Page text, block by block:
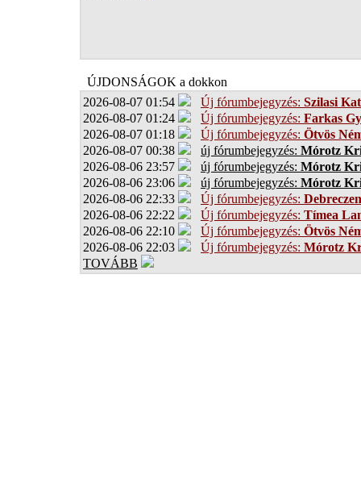
ÚJDONSÁGOK a dokkon
2026-08-07 01:54
Új fórumbejegyzés: Szilasi
2026-08-07 01:24
Új fórumbejegyzés: Farkas
2026-08-07 01:18
Új fórumbejegyzés: Ötvös
2026-08-07 00:38
új fórumbejegyzés: Mórotz
2026-08-06 23:57
új fórumbejegyzés: Mórotz
2026-08-06 23:06
új fórumbejegyzés: Mórotz
2026-08-06 22:33
Új fórumbejegyzés:
2026-08-06 22:22
Új fórumbejegyzés: Tímea
2026-08-06 22:10
Új fórumbejegyzés: Ötvös
2026-08-06 22:03
Új fórumbejegyzés: Mórotz
TOVÁBB